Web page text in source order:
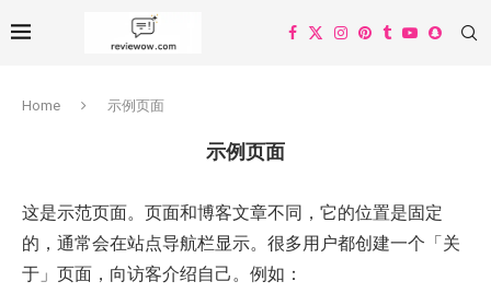
Home 示例页面
示例页面
这是示范页面。页面和博客文章不同，它的位置是固定
的，通常会在站点导航栏显示。很多用户都创建一个「关
于」页面，向访客介绍自己。例如：